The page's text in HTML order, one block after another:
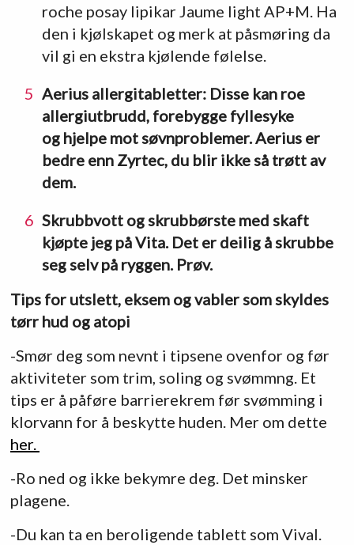
roche posay lipikar Jaume light AP+M. Ha
den i kjølskapet og merk at påsmøring da
vil gi en ekstra kjølende følelse.
Aerius allergitabletter: Disse kan roe
allergiutbrudd, forebygge fyllesyke
og hjelpe mot søvnproblemer. Aerius er
bedre enn Zyrtec, du blir ikke så trøtt av
dem.
Skrubbvott og skrubbørste med skaft
kjøpte jeg på Vita. Det er deilig å skrubbe
seg selv på ryggen. Prøv.
Tips for utslett, eksem og vabler som skyldes
tørr hud og atopi
-Smør deg som nevnt i tipsene ovenfor og før
aktiviteter som trim, soling og svømmng. Et
tips er å påføre barrierekrem før svømming i
klorvann for å beskytte huden. Mer om dette
her.
-Ro ned og ikke bekymre deg. Det minsker
plagene.
-Du kan ta en beroligende tablett som Vival.